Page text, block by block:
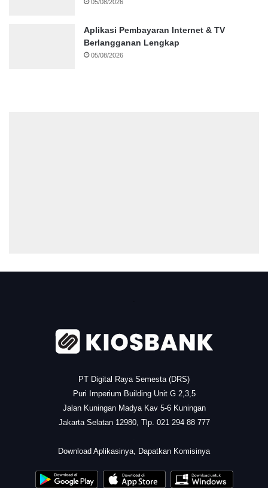
05/08/2026
Aplikasi Pembayaran Internet & TV
Berlangganan Lengkap
05/08/2026
PT Digital Raya Semesta (DRS)
Puri Imperium Building Unit G 2,3,5
Jalan Kuningan Madya Kav 5-6 Kuningan
Jakarta Selatan 12980, Tlp. 021 294 88 777
Download Aplikasinya, Dapatkan Komisinya